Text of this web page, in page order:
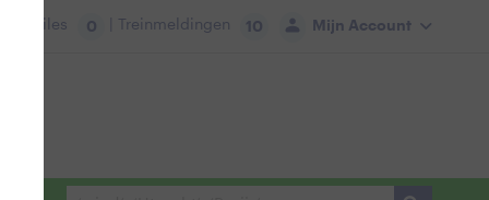
Mijn Account
Files 0 | Treinmeldingen 10